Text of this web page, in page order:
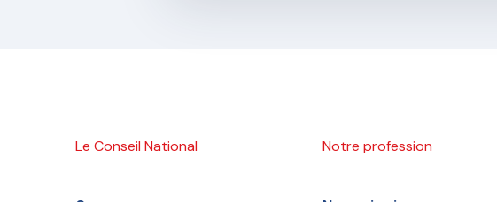
Le Conseil National Notre profession